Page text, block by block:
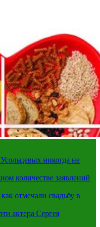
никогда не
количестве заявлений
отмечали свадьбу в
актера Сергея